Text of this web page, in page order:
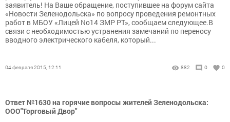
заявитель! На Ваше обращение, поступившее на форум сайта
«Новости Зеленодольска» по вопросу проведения ремонтных
работ в МБОУ «Лицей No14 ЗМР РТ», сообщаем следующее.В
связи с необходимостью устранения замечаний по переносу
вводного электрического кабеля, который...
04 февраля 2015, 12:11 882 0 0
Ответ №1630 на горячие вопросы жителей Зеленодольска:
ООО"Торговый Двор"